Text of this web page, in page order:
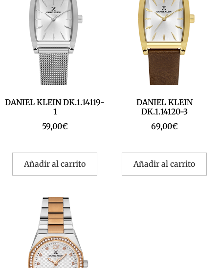
DANIEL KLEIN DK.1.14119-
1
59,00€
Añadir al carrito
DANIEL KLEIN
DK.1.14120-3
69,00€
Añadir al carrito